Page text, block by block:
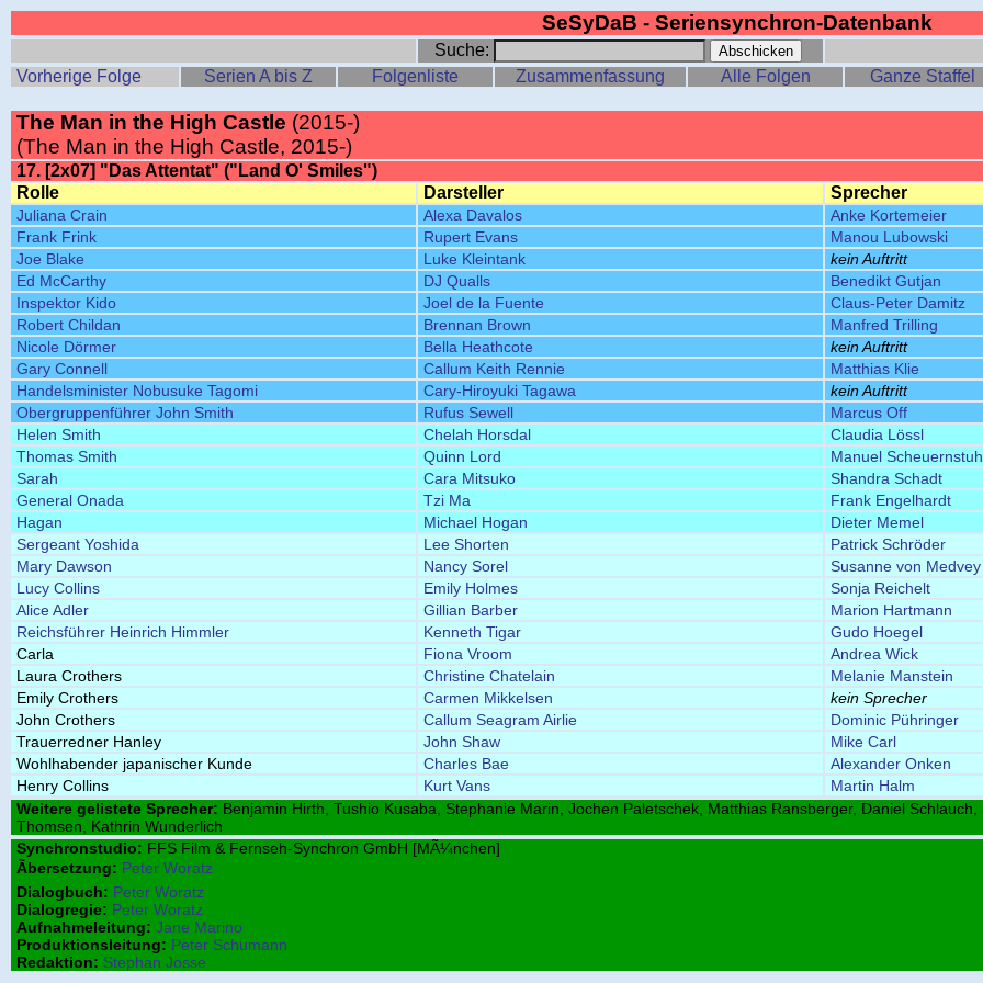
SeSyDaB - Seriensynchron-Datenbank
Suche:
Vorherige Folge
Serien A bis Z Folgenliste Zusammenfassung Alle Folgen Ganze Staffel
The Man in the High Castle (2015-)
(The Man in the High Castle, 2015-)
17. [2x07] "Das Attentat" ("Land O' Smiles")
Rolle
Darsteller Sprecher
Juliana Crain Alexa Davalos
Anke Kortemeier
Frank Frink
Rupert Evans
Manou Lubowski
Joe Blake
Luke Kleintank
kein Auftritt
Ed McCarthy
DJ Qualls
Benedikt Gutjan
Inspektor Kido
Joel de la Fuente
Claus-Peter Damitz
Robert Childan
Brennan Brown
Manfred Trilling
Nicole Dörmer
Bella Heathcote
kein Auftritt
Gary Connell
Callum Keith Rennie
Matthias Klie
Handelsminister Nobusuke Tagomi
Cary-Hiroyuki Tagawa
kein Auftritt
Obergruppenführer John Smith
Rufus Sewell
Marcus Off
Helen Smith
Chelah Horsdal
Claudia Lössl
Thomas Smith
Quinn Lord
Manuel
Sarah
Cara Mitsuko
Shandra Schadt
General Onada
Tzi Ma
Frank Engelhardt
Hagan
Michael Hogan
Dieter Memel
Sergeant Yoshida
Lee Shorten
Patrick Schröder
Mary Dawson
Nancy Sorel
Susanne von Medvey
Lucy Collins
Emily Holmes
Sonja Reichelt
Alice Adler
Gillian Barber
Marion Hartmann
Reichsführer Heinrich Himmler
Kenneth Tigar
Gudo Hoegel
Carla
Fiona Vroom
Andrea Wick
Laura Crothers
Christine Chatelain
Melanie Manstein
Emily Crothers
Carmen Mikkelsen
kein Sprecher
John Crothers
Callum Seagram Airlie
Dominic Pühringer
Trauerredner Hanley
John Shaw
Mike Carl
Wohlhabender japanischer Kunde
Charles Bae
Alexander Onken
Henry Collins
Kurt Vans
Martin Halm
Weitere gelistete Sprecher: Benjamin Hirth, Tushio Kusaba, Stephanie Marin, Jochen Paletschek, Matthias Ransberger, Daniel Schlauch,
Thomsen, Kathrin Wunderlich
Synchronstudio: FFS Film & Fernseh-Synchron GmbH [MÃ¼nchen]
Ãbersetzung: Peter Woratz
Dialogbuch: Peter Woratz
Dialogregie: Peter Woratz
Aufnahmeleitung: Jane Marino
Produktionsleitung: Peter Schumann
Redaktion: Stephan Josse